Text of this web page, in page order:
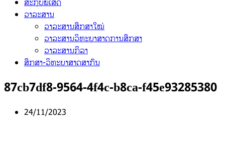
ສະກຸບພິເສດ
ວາລະສານ
ວາລະສານສຶກສາໃໝ່
ວາລະສານວິທະຍາສາດການສຶກສາ
ວາລະສານກິລາ
ສຶກສາ-ວິທະຍາສາດສາກົນ
87cb7df8-9564-4f4c-b8ca-f45e93285380
24/11/2023